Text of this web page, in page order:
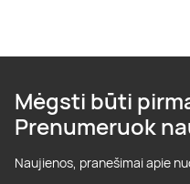
Mėgsti būti
Prenumeruok
Naujienos, pranešimai apie